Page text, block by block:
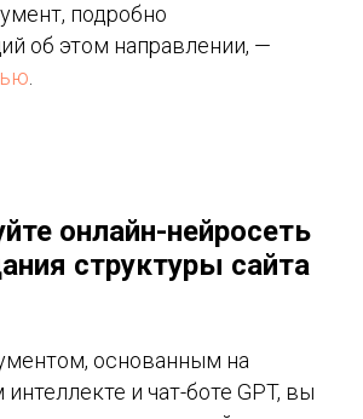
подробно
об этом направлении, —
онлайн-нейросеть
структуры сайта
основанным на
и чат-боте GPT, вы